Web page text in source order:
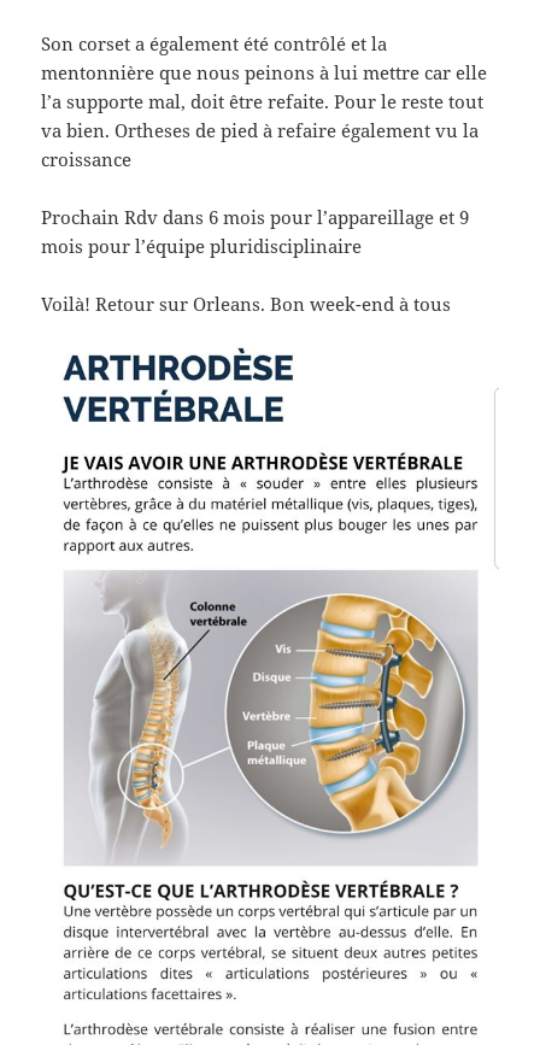
Son corset a également été contrôlé et la
mentonnière que nous peinons à lui mettre car elle
l’a supporte mal, doit être refaite. Pour le reste tout
va bien. Ortheses de pied à refaire également vu la
croissance
Prochain Rdv dans 6 mois pour l’appareillage et 9
mois pour l’équipe pluridisciplinaire
Voilà! Retour sur Orleans. Bon week-end à tous